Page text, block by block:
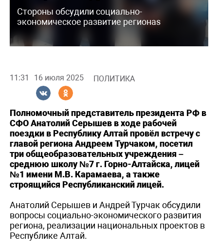
Стороны обсудили социально-
экономическое развитие регионаs
11:31 16 июля 2025 ПОЛИТИКА
Полномочный представитель президента РФ в
СФО Анатолий Серышев в ходе рабочей
поездки в Республику Алтай провёл встречу с
главой региона Андреем Турчаком, посетил
три общеобразовательных учреждения –
среднюю школу №7 г. Горно-Алтайска, лицей
№1 имени М.В. Карамаева, а также
строящийся Республиканский лицей.
Анатолий Серышев и Андрей Турчак обсудили
вопросы социально-экономического развития
региона, реализации национальных проектов в
Республике Алтай.